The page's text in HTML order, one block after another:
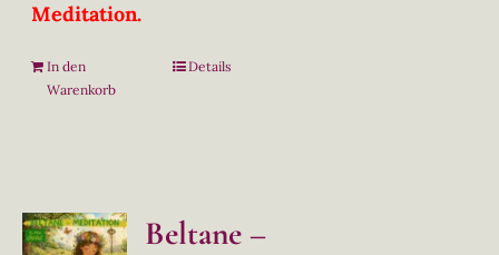
Meditation.
In den
Warenkorb
Details
Beltane –